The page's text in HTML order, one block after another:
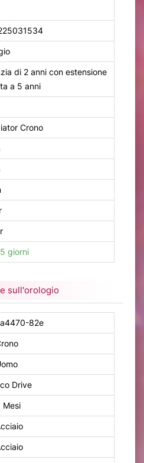
di 2 anni con estensione
a 5 anni
Crono
giorni
sull'orologio
82e
Drive
Mesi